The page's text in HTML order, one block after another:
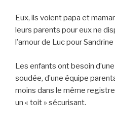
Eux, ils voient papa et
leurs parents pour eux ne
l’amour de Luc pour
Les enfants ont besoin
soudée, d’une équipe
moins dans le même
un « toit » sécurisant.